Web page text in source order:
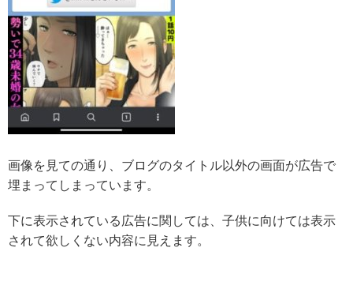
画像を見ての通り、ブログのタイトル以外の画面が広告で
埋まってしまっています。
下に表示されている広告に関しては、子供に向けては表示
されて欲しくない内容に見えます。